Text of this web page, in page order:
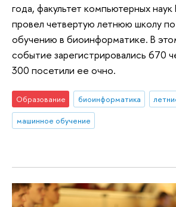
года, факультет компьютерных
провел четвертую летнюю школу
обучению в биоинформатике. В
событие зарегистрировались 670
300 посетили ее очно.
Образование биоинформатика
машинное обучение